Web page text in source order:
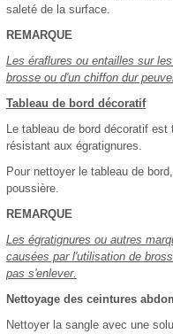
saleté de la surface.
REMARQUE
Les éraflures ou entailles sur
brosse ou d'un chiffon dur
Tableau de bord décoratif
Le tableau de bord décoratif
résistant aux égratignures.
Pour nettoyer le tableau de
poussière.
REMARQUE
Les égratignures ou autres
causées par l'utilisation de
pas s'enlever.
Nettoyage des ceintures
Nettoyer la sangle avec une